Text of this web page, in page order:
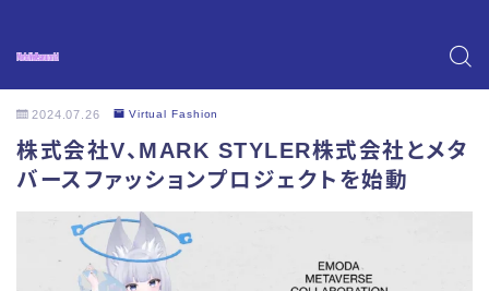
2024.07.26 Virtual Fashion
株式会社V、MARK STYLER株式会社とメタ
バースファッションプロジェクトを始動